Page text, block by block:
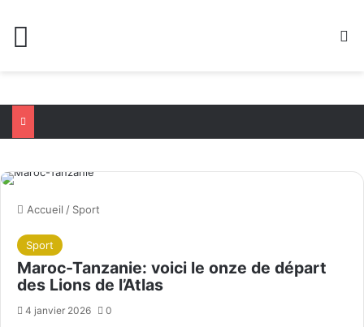
Accueil / Sport
Sport
Maroc-Tanzanie: voici le onze de départ
des Lions de l’Atlas
4 janvier 2026 0